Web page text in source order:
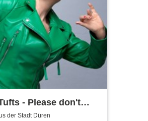
- Please don't
Music
der Stadt Düren